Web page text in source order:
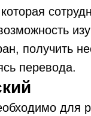
получить
перевода.
для